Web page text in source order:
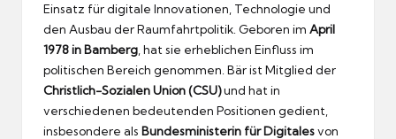
Einsatz für digitale Innovationen, Technologie und
den Ausbau der Raumfahrtpolitik. Geboren im April
1978 in Bamberg , hat sie erheblichen Einfluss im
politischen Bereich genommen. Bär ist Mitglied der
Christlich-Sozialen Union (CSU)und hat in
verschiedenen bedeutenden Positionen gedient,
insbesondere als Bundesministerin für Digitalesvon